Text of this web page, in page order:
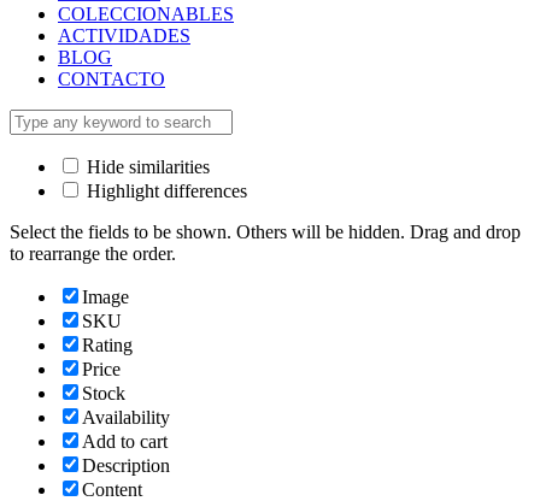
COLECCIONABLES
ACTIVIDADES
BLOG
CONTACTO
Hide similarities
Highlight differences
Select the fields to be shown. Others will be hidden. Drag and drop
to rearrange the order.
Image
SKU
Rating
Price
Stock
Availability
Add to cart
Description
Content